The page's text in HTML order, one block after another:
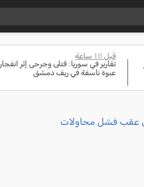
قبل 10 ساعة
تقارير في سوريا: قتلى وجرحى إثر انفجار
عبوة ناسفة في ريف دمشق